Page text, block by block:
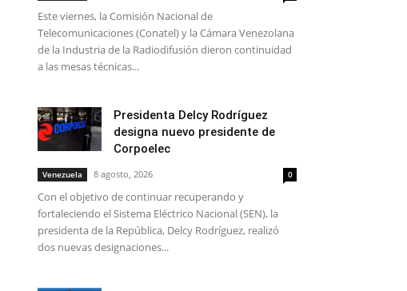
Este viernes, la Comisión Nacional de
Telecomunicaciones (Conatel) y la Cámara Venezolana
de la Industria de la Radiodifusión dieron continuidad
a las mesas técnicas...
Presidenta Delcy Rodríguez
designa nuevo presidente de
Corpoelec
Venezuela 8 agosto, 2026 0
Con el objetivo de continuar recuperando y
fortaleciendo el Sistema Eléctrico Nacional (SEN), la
presidenta de la República, Delcy Rodríguez, realizó
dos nuevas designaciones...